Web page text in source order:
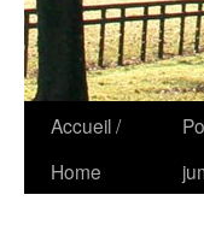
Aller
Accueil /
Home